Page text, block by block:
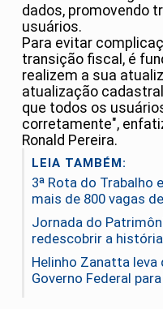
dados, promovendo
usuários.
Para evitar
transição fiscal, é
realizem a sua
atualização
que todos os
corretamente",
Ronald Pereira.
LEIA TAMBÉM:
3ª Rota do Trabalho
mais de 800 vagas
Jornada do
redescobrir a
Helinho Zanatta leva
Governo Federal